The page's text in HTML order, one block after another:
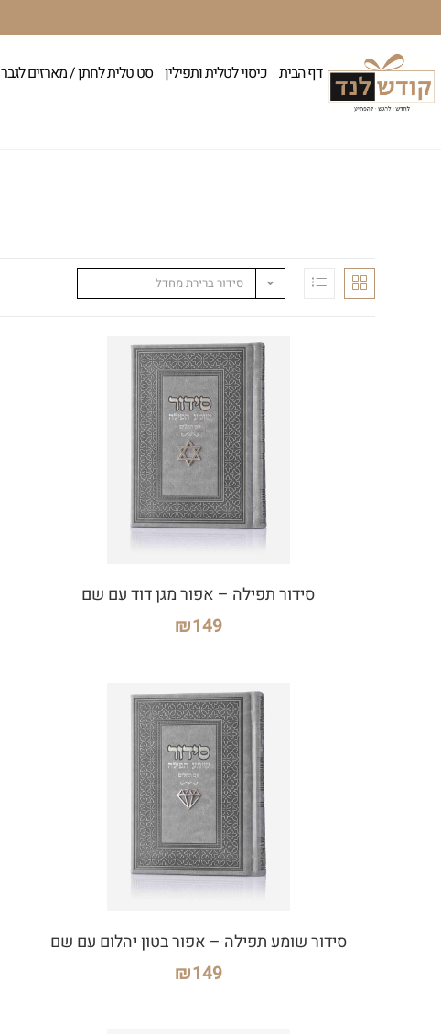
דף הבית כיסוי לטלית ותפילין סט טלית לחתן / מארזים לגבר
סידור ברירת מחדל
סידור תפילה – אפור מגן דוד עם שם
₪149
סידור שומע תפילה – אפור בטון יהלום עם שם
₪149